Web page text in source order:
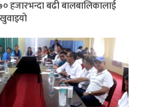
हजारभन्दा बढी बालबालिकालाई
खुवाइयो